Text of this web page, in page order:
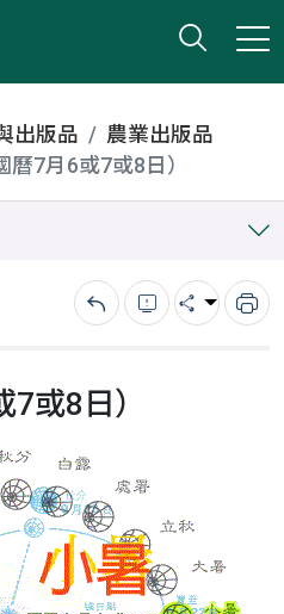
打開
小版
出版品
農業出版品
曆7月6或7或8日）
回上一頁錯誤回報
分享 列
或8日）